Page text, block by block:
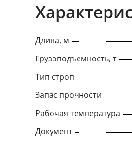
Длина, м
Грузоподъемность, т
Тип строп
Запас прочности
Рабочая температура
Документ